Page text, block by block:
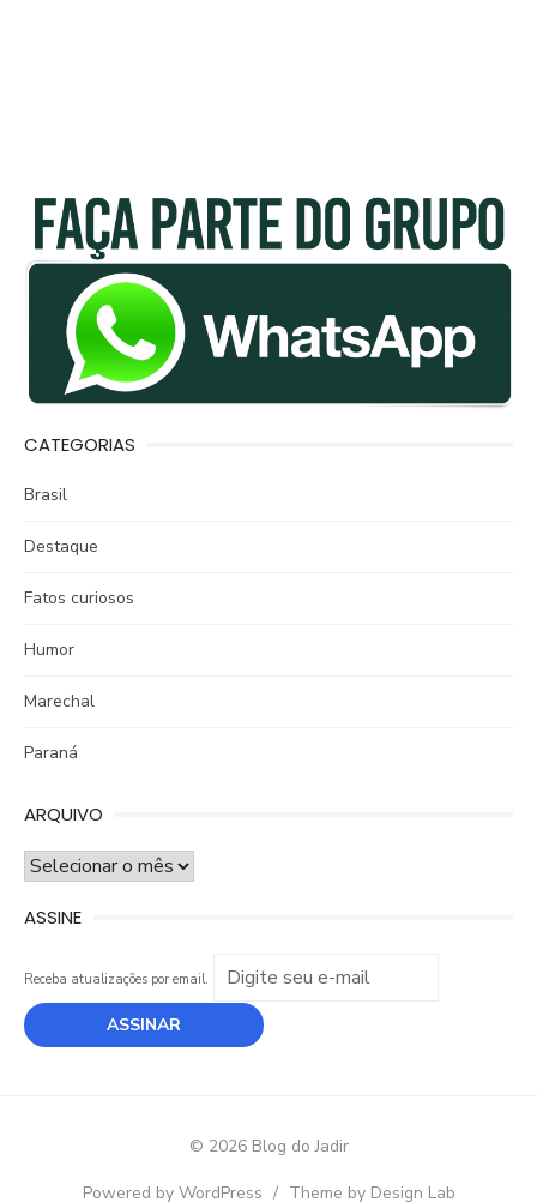
CATEGORIAS
Brasil
Destaque
Fatos curiosos
Humor
Marechal
Paraná
ARQUIVO
ARQUIVO
ASSINE
Receba atualizações por email.
© 2026 Blog do Jadir
Powered by WordPress / Theme by Design Lab